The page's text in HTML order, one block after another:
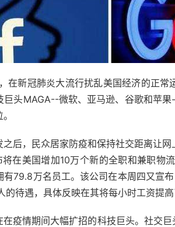
在新冠肺炎大流行扰乱美国经济的正常
巨头MAGA--微软、亚马逊、谷歌和苹
后，民众居家防疫和保持社交距离让
在美国增加10万个新的全职和兼职物
有79.8万名员工。该公司在本周四又宣
的待遇，具体反映在其将每小时工资提高
疫情期间大幅扩招的科技巨头。社交